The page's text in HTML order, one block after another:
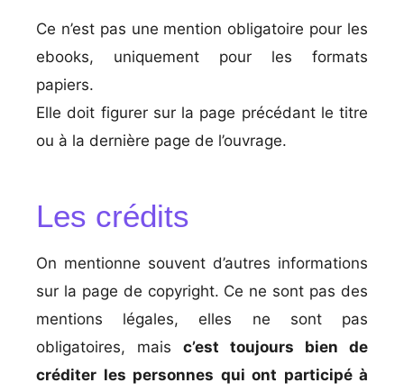
Ce n’est pas une mention obligatoire pour les
ebooks, uniquement pour les formats
papiers.
Elle doit figurer sur la page précédant le titre
ou à la dernière page de l’ouvrage.
Les crédits
On mentionne souvent d’autres informations
sur la page de copyright. Ce ne sont pas des
mentions légales, elles ne sont pas
obligatoires, mais c’est toujours bien de
créditer les personnes qui ont participé à